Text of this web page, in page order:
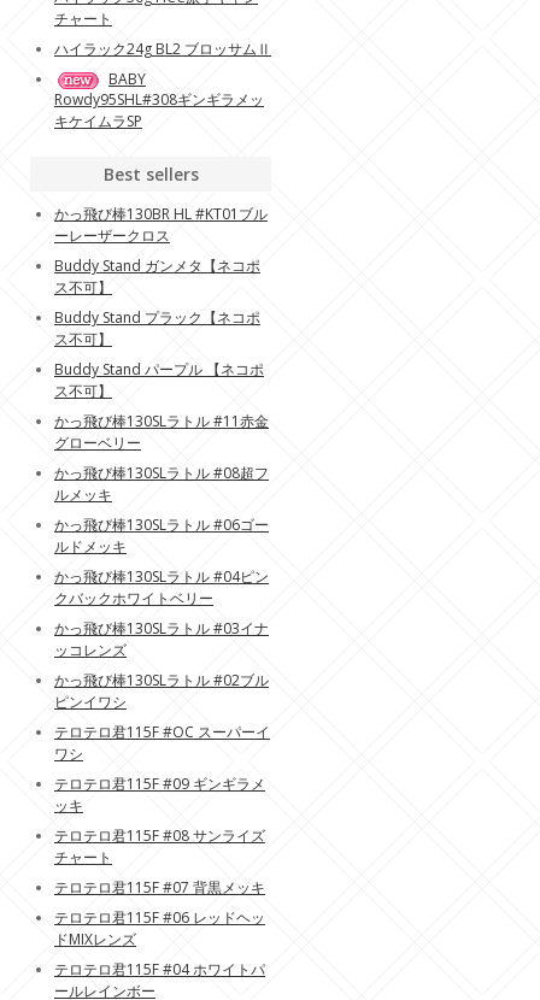
チャート
ハイラック24g BL2 ブロッサムⅡ
BABY
Rowdy95SHL#308ギンギラメッ
キケイムラSP
Best sellers
かっ飛び棒130BR HL #KT01ブル
ーレーザークロス
Buddy Stand ガンメタ【ネコポ
ス不可】
Buddy Stand プラック【ネコポ
ス不可】
Buddy Stand パープル 【ネコポ
ス不可】
かっ飛び棒130SLラトル #11赤金
グローベリー
かっ飛び棒130SLラトル #08超フ
ルメッキ
かっ飛び棒130SLラトル #06ゴー
ルドメッキ
かっ飛び棒130SLラトル #04ピン
クバックホワイトベリー
かっ飛び棒130SLラトル #03イナ
ッコレンズ
かっ飛び棒130SLラトル #02ブル
ピンイワシ
テロテロ君115F #OC スーパーイ
ワシ
テロテロ君115F #09 ギンギラメ
ッキ
テロテロ君115F #08 サンライズ
チャート
テロテロ君115F #07 背黒メッキ
テロテロ君115F #06 レッドヘッ
ドMIXレンズ
テロテロ君115F #04 ホワイトパ
ールレインボー